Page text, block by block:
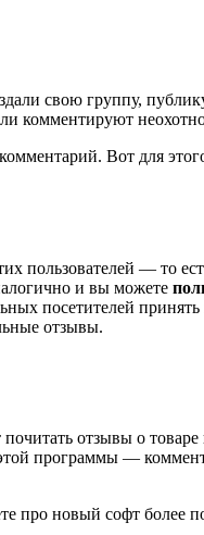
свою группу,
комментируют
Вот для
пользователей — то
и вы можете
посетителей
отзывы.
отзывы о
программы —
про новый софт более